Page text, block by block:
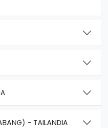
- TAILANDIA